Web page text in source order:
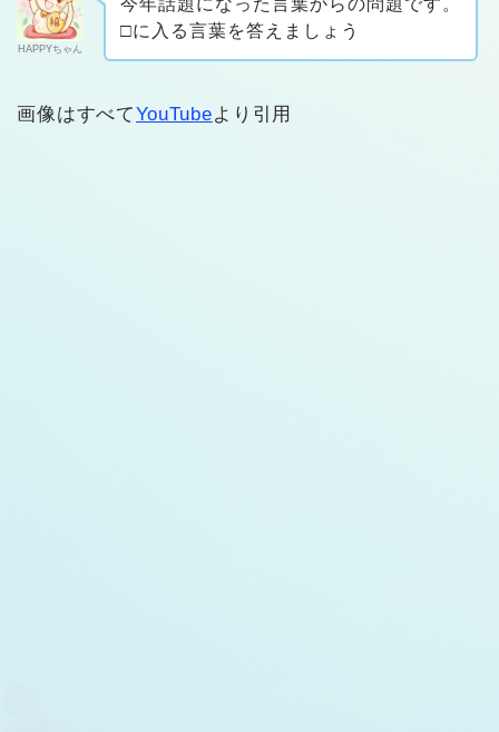
HAPPYちゃん
今年話題になった言葉からの問題です。
□に入る言葉を答えましょう
画像はすべてYouTubeより引用